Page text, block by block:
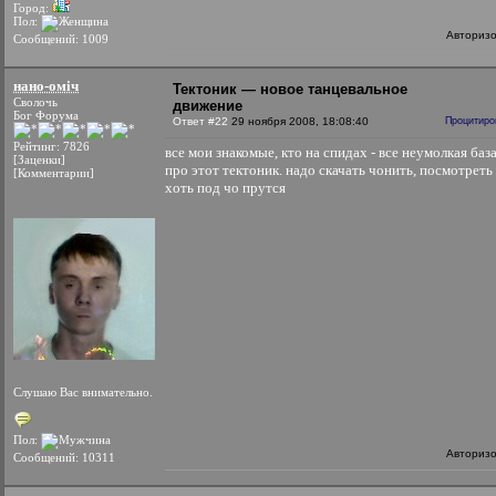
Город:
Пол:
Сообщений: 1009
нано-оміч
Сволочь
Бог Форума
Рейтинг: 7826
[Заценки]
[Комментарии]
Слушаю Вас внимательно.
Пол:
Сообщений: 10311
Тектоник — новое танцевальное
движение
Ответ #22 29 ноября 2008, 18:08:40
все мои знакомые, кто на спидах - все неумолкая
про этот тектоник. надо скачать чонить, посмотреть
хоть под чо прутся